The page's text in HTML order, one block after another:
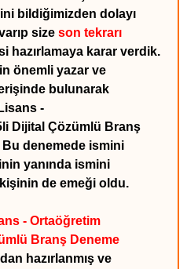
bildiğimizden dolayı
size son tekrarı
hazırlamaya karar verdik.
önemli yazar ve
bulunarak
-
Dijital Çözümlü Branş
Bu denemede ismini
yanında ismini
kişinin de emeği oldu.
- Ortaöğretim
Branş Deneme
hazırlanmış ve